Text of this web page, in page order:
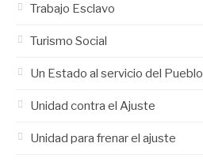
Trabajo Esclavo
Turismo Social
Un Estado al servicio del Pueblo
Unidad contra el Ajuste
Unidad para frenar el ajuste